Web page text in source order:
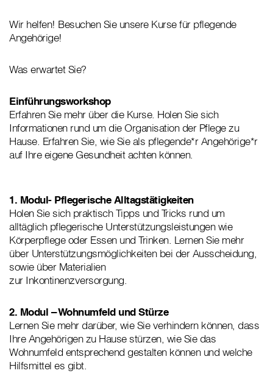
Wir helfen! Besuchen Sie unsere Kurse für pflegende
Angehörige!
Was erwartet Sie?
Einführungsworkshop
Erfahren Sie mehr über die Kurse. Holen Sie sich
Informationen rund um die Organisation der Pflege zu
Hause. Erfahren Sie, wie Sie als pflegende*r Angehörige*r
auf Ihre eigene Gesundheit achten können.
1. Modul- Pflegerische Alltagstätigkeiten
Holen Sie sich praktisch Tipps und Tricks rund um
alltäglich pflegerische Unterstützungsleistungen wie
Körperpflege oder Essen und Trinken. Lernen Sie mehr
über Unterstützungsmöglichkeiten bei der Ausscheidung,
sowie über Materialien
zur Inkontinenzversorgung.
2. Modul – Wohnumfeld und Stürze
Lernen Sie mehr darüber, wie Sie verhindern können, dass
Ihre Angehörigen zu Hause stürzen, wie Sie das
Wohnumfeld entsprechend gestalten können und welche
Hilfsmittel es gibt.